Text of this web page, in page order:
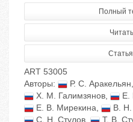
Полный
ART 53005
Авторы:
Р. С. Аракельян,
Х. М. Галимзянов, Е.
Е. В. Мирекина, В. Н.
С. Н. Стулов, Т. В.